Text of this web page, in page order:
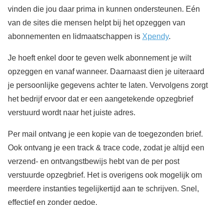
vinden die jou daar prima in kunnen ondersteunen. Eén
van de sites die mensen helpt bij het opzeggen van
abonnementen en lidmaatschappen is Xpendy.
Je hoeft enkel door te geven welk abonnement je wilt
opzeggen en vanaf wanneer. Daarnaast dien je uiteraard
je persoonlijke gegevens achter te laten. Vervolgens zorgt
het bedrijf ervoor dat er een aangetekende opzegbrief
verstuurd wordt naar het juiste adres.
Per mail ontvang je een kopie van de toegezonden brief.
Ook ontvang je een track & trace code, zodat je altijd een
verzend- en ontvangstbewijs hebt van de per post
verstuurde opzegbrief. Het is overigens ook mogelijk om
meerdere instanties tegelijkertijd aan te schrijven. Snel,
effectief en zonder gedoe.